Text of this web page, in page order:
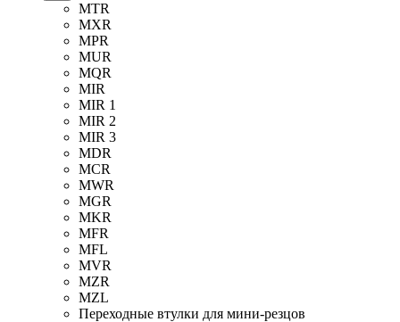
MTR
MXR
MPR
MUR
MQR
MIR
MIR 1
MIR 2
MIR 3
MDR
MCR
MWR
MGR
MKR
MFR
MFL
MVR
MZR
MZL
Переходные втулки для мини-резцов